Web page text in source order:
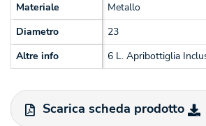
Materiale
Metallo
Diametro
23
Altre info
6 L. Apribottiglia
Scarica scheda prodotto